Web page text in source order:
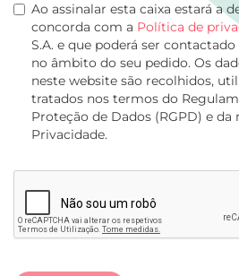
Ao assinalar esta caixa estará a
concorda com a Política de
S.A. e que poderá ser
no âmbito do seu pedido. Os
neste website são recolhidos,
tratados nos termos do
Proteção de Dados (RGPD) e da
Privacidade.